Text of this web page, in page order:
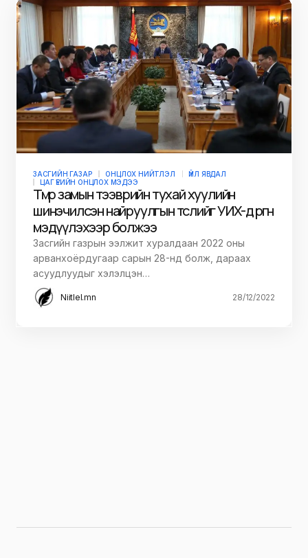
ЗАСГИЙН ГАЗАР ОНЦЛОХ НИЙТЛЭЛ
ҮЙЛ ЯВДАЛ
ЦАГ ҮЕИЙН ОНЦЛОХ МЭДЭЭ
Төмөр замын тээврийн тухай хуулийн
шинэчилсэн найруулгын төслийг УИХ-д өргөн
мэдүүлэхээр болжээ
Засгийн газрын ээлжит хуралдаан 2022 оны
арванхоёрдугаар сарын 28-нд болж, дараах
асуудлуудыг хэлэлцэн…
Niitlel.mn 28/12/2022